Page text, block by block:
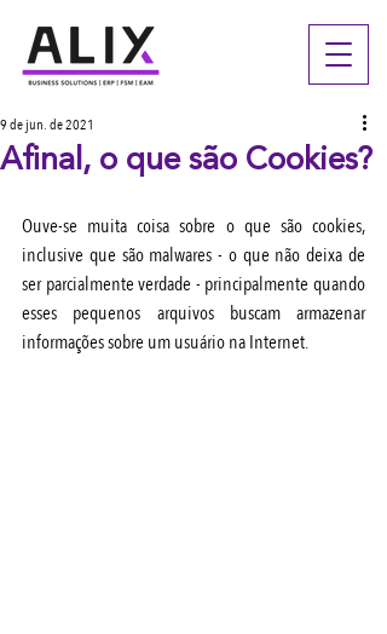
Afinal, o que são Cookies?
9 de jun. de 2021
Ouve-se muita coisa sobre o que são cookies,
inclusive que são malwares - o que não deixa de
ser parcialmente verdade - principalmente quando
esses pequenos arquivos buscam armazenar
informações sobre um usuário na Internet.